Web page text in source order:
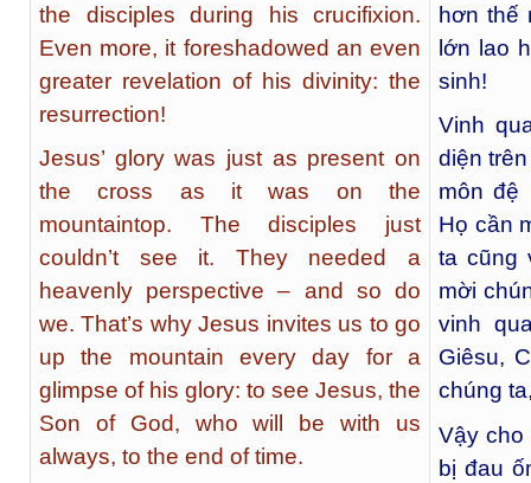
the disciples during his crucifixion.
Even more, it foreshadowed an even
greater revelation of his divinity: the
resurrection!
Jesus’ glory was just as present on
the cross as it was on the
mountaintop. The disciples just
couldn’t see it. They needed a
heavenly perspective – and so do
we. That’s why Jesus invites us to go
up the mountain every day for a
glimpse of his glory: to see Jesus, the
Son of God, who will be with us
always, to the end of time.
hơn thế
lớn lao
sinh!
Vinh
diện
môn đệ
Họ cần
ta cũng
mời
vinh
Giêsu,
chúng
Vậy
bị đau